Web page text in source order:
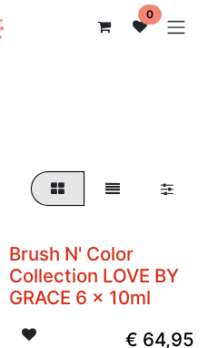
0
Brush N' Color
Collection LOVE BY
GRACE 6 x 10ml
€ 64,95